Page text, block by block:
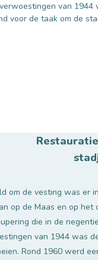
van 1944
voor de taak om de
om de vesting was er
op de Maas en op
die in de
van 1944 was
Rond 1960 werd